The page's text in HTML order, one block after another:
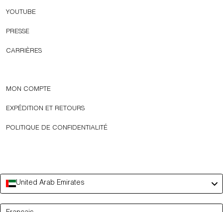
YOUTUBE
PRESSE
CARRIÈRES
MON COMPTE
EXPÉDITION ET RETOURS
POLITIQUE DE CONFIDENTIALITÉ
United Arab Emirates
Language